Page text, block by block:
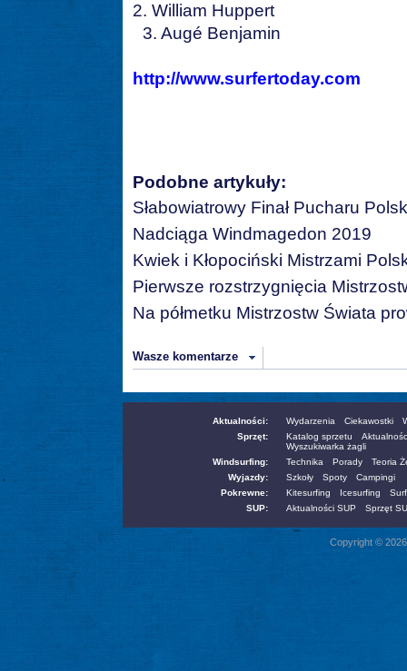
2. William Huppert
3. Augé Benjamin
http://www.surfertoday.com
Podobne artykuły:
Słabowiatrowy Finał Pucharu
Nadciąga Windmagedon 2019
Kwiek i Kłopociński Mistrzami
Pierwsze rozstrzygnięcia
Na półmetku Mistrzostw Świata
Wasze komentarze
Aktualności: Wydarzenia Ciekawostki
Sprzęt:
Katalog sprzetu
Wyszukiwarka żagli
Windsurfing:
Technika Porady
Teoria
Wyjazdy:
Szkoły Spoty
Campingi
Pokrewne:
Kitesurfing Icesurfing
SUP:
Aktualności SUP Sprzęt
Copyright ©